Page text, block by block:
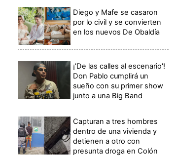
Diego y Mafe se casaron
por lo civil y se convierten
en los nuevos De Obaldía
¡'De las calles al escenario'!
Don Pablo cumplirá un
sueño con su primer show
junto a una Big Band
Capturan a tres hombres
dentro de una vivienda y
detienen a otro con
presunta droga en Colón